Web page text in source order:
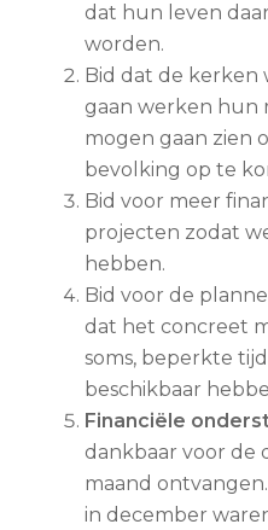
dat hun leven
worden.
Bid dat de kerken
gaan werken hun
mogen gaan zien
bevolking op te
Bid voor meer
projecten zodat
hebben.
Bid voor de
dat het concreet
soms, beperkte
beschikbaar
Financiële
dankbaar voor de
maand
in december